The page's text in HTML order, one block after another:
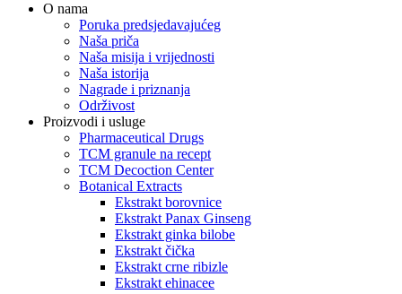
O nama
Poruka predsjedavajućeg
Naša priča
Naša misija i vrijednosti
Naša istorija
Nagrade i priznanja
Održivost
Proizvodi i usluge
Pharmaceutical Drugs
TCM granule na recept
TCM Decoction Center
Botanical Extracts
Ekstrakt borovnice
Ekstrakt Panax Ginseng
Ekstrakt ginka bilobe
Ekstrakt čička
Ekstrakt crne ribizle
Ekstrakt ehinacee